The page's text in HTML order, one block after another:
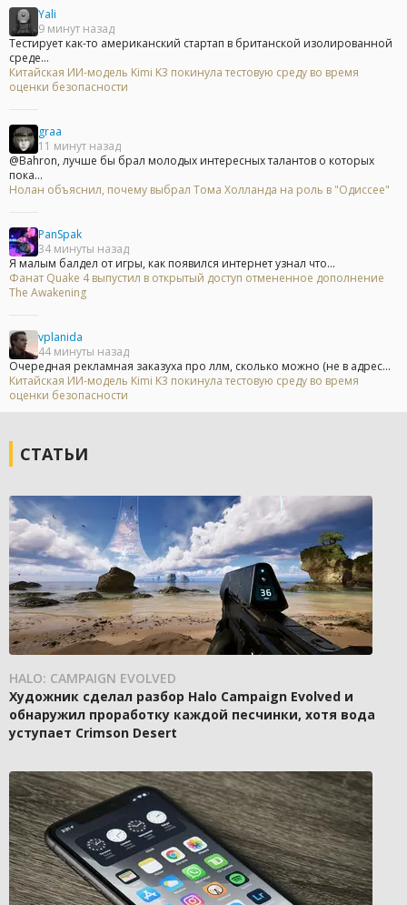
Yali
9 минут назад
Тестирует как-то американский стартап в британской изолированной
среде...
Китайская ИИ-модель Kimi K3 покинула тестовую среду во время
оценки безопасности
graa
11 минут назад
@Bahron, лучше бы брал молодых интересных талантов о которых
пока...
Нолан объяснил, почему выбрал Тома Холланда на роль в "Одиссее"
PanSpak
34 минуты назад
Я малым балдел от игры, как появился интернет узнал что...
Фанат Quake 4 выпустил в открытый доступ отмененное дополнение
The Awakening
vplanida
44 минуты назад
Очередная рекламная заказуха про ллм, сколько можно (не в адрес...
Китайская ИИ-модель Kimi K3 покинула тестовую среду во время
оценки безопасности
СТАТЬИ
HALO: CAMPAIGN EVOLVED
Художник сделал разбор Halo Campaign Evolved и
обнаружил проработку каждой песчинки, хотя вода
уступает Crimson Desert